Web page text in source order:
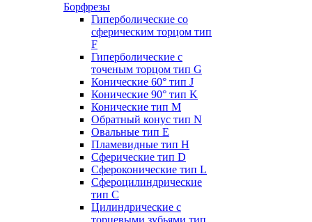
Борфрезы
Гиперболические cо
сферическим торцом тип
F
Гиперболические с
точеным торцом тип G
Конические 60° тип J
Конические 90° тип K
Конические тип M
Обратный конус тип N
Овальные тип E
Пламевидные тип H
Сферические тип D
Сфероконические тип L
Сфероцилиндрические
тип C
Цилиндрические с
торцевыми зубьями тип